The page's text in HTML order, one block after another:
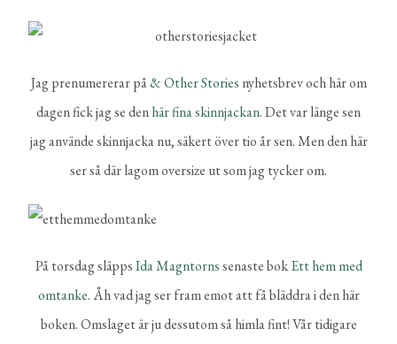
Jag prenumererar på& Other Stories nyhetsbrev och här om
dagen fick jag se denhär fina skinnjackan. Det var länge sen
jag använde skinnjacka nu, säkert över tio år sen. Men den här
ser så där lagom oversize ut som jag tycker om.
På torsdag släppsIda Magntornssenaste bokEtt hem med
omtanke.Åh vad jag ser fram emot att få bläddra i den här
boken. Omslaget är ju dessutom så himla fint! Vår tidigare